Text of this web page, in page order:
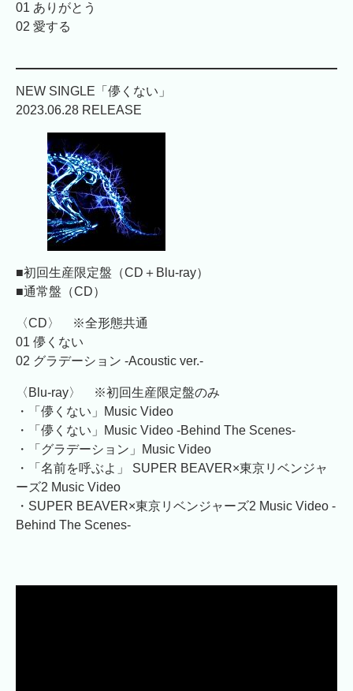
01 ありがとう
02 愛する
NEW SINGLE「儚くない」
2023.06.28 RELEASE
■初回生産限定盤（CD＋Blu-ray）
■通常盤（CD）
〈CD〉 ※全形態共通
01 儚くない
02 グラデーション -Acoustic ver.-
〈Blu-ray〉 ※初回生産限定盤のみ
・「儚くない」Music Video
・「儚くない」Music Video -Behind The Scenes-
・「グラデーション」Music Video
・「名前を呼ぶよ」 SUPER BEAVER×東京リベンジャ
ーズ2 Music Video
・SUPER BEAVER×東京リベンジャーズ2 Music Video -
Behind The Scenes-